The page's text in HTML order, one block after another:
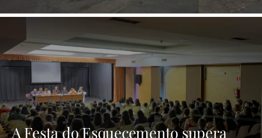
A Festa do Esquecemento supera